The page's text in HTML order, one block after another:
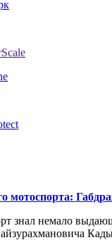
мотоспорта:
знал немало